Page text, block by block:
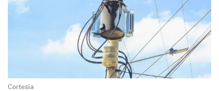
Cortesía